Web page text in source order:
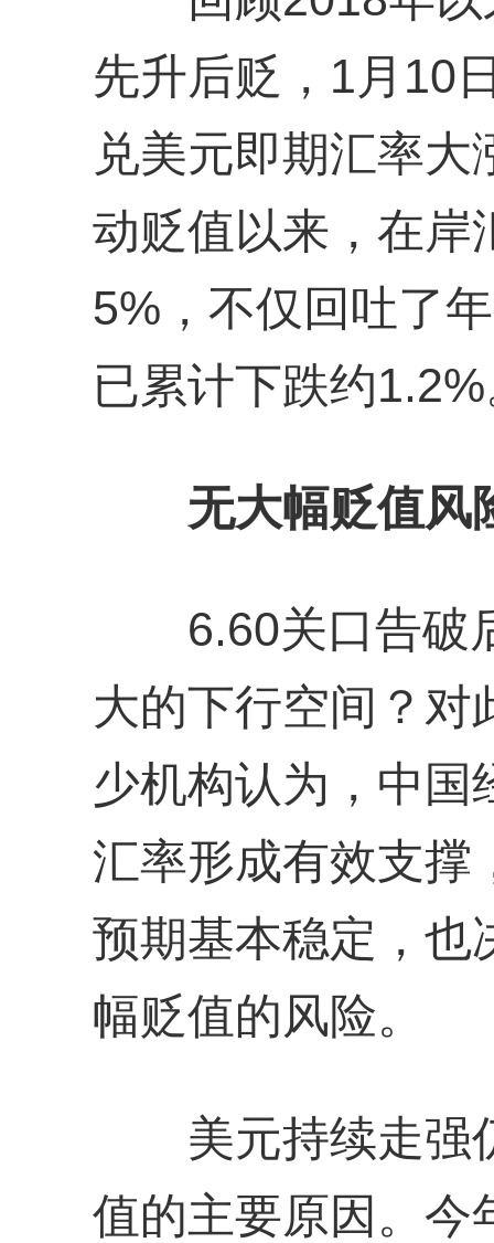
先升后贬，1月10
兑美元即期汇率
动贬值以来，在岸
5%，不仅回吐了
已累计下跌约
无大幅贬值风
6.60关口告破
大的下行空间？对
少机构认为，中国
汇率形成有效支撑
预期基本稳定，也
幅贬值的风险。
美元持续走强
值的主要原因。今